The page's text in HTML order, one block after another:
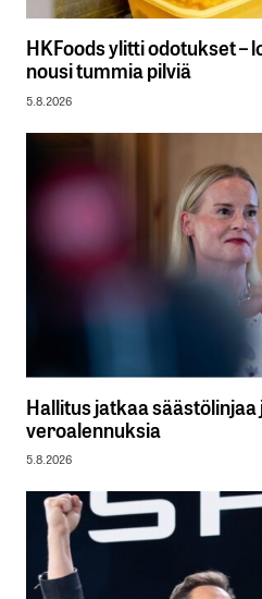
HKFoods ylitti odotukset –
nousi tummia pilviä
5.8.2026
Hallitus jatkaa säästölinjaa
veroalennuksia
5.8.2026